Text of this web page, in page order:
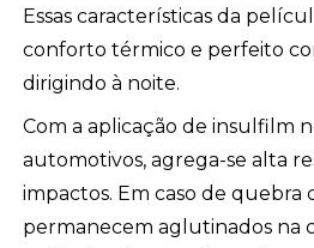
Essas características da
conforto térmico e perfeito
dirigindo à noite.
Com a aplicação de insulfilm
automotivos, agrega-se alta
impactos. Em caso de quebra
permanecem aglutinados na